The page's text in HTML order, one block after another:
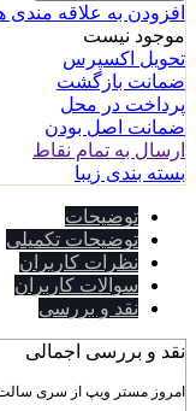
افزودن به علاقه مندی
موجود نیست
تحویل اکسپرس
ضمانت بازگشت
پرداخت در محل
ضمانت اصل بودن
ارسال به تمام نقاط
بسته بندی زیبا
توضیحات
توضیحات تکمیلی
نظرات کاربران
سوالات کاربران
نقد و بررسی
نقد و بررسی اجمالی
امروز مستر ویپ از سری